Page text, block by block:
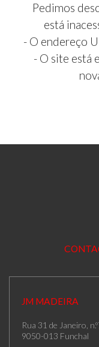
Pedimos
está
- O endereço
- O site está
JM MADEIRA
Rua 31 de Janeiro,
9050-013 Funchal